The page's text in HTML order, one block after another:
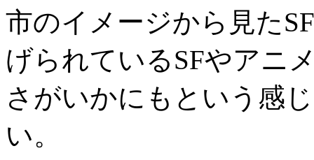
市のイメージから見た
げられているSFやアニ
さがいかにもという感
い。